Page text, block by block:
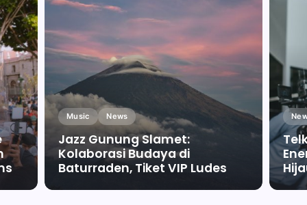
Music News
Jazz Gunung Slamet:
Kolaborasi Budaya di
Baturraden, Tiket VIP Ludes
By Falah Malaika Az Zahra